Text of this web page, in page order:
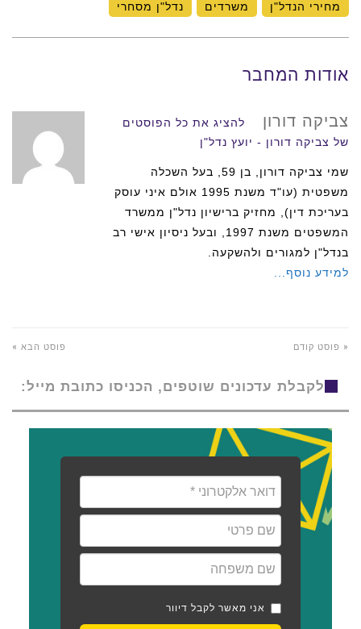
מחירי הנדל"ן משרדים נדל"ן מסחרי
אודות המחבר
צביקה דורון
להציג את כל הפוסטים
של צביקה דורון - יועץ נדל"ן
שמי צביקה דורון, בן 59, בעל השכלה
משפטית (עו"ד משנת 1995 אולם איני עוסק
בעריכת דין), מחזיק ברישיון נדל"ן ממשרד
המשפטים משנת 1997, ובעל ניסיון אישי רב
בנדל"ן למגורים ולהשקעה.
למידע נוסף...
« פוסט קודם פוסט הבא »
לקבלת עדכונים שוטפים, הכניסו כתובת מייל:
אני מאשר לקבל דיוור